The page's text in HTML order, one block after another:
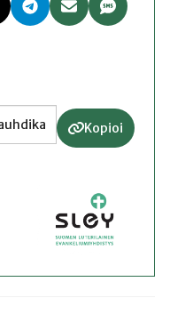
Kopioi